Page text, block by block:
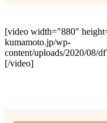
[video width="880"
kumamoto.jp/wp-
content/uploads/2020/08/
[/video]